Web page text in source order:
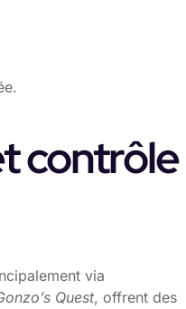
contrôle
via
Quest, offrent des